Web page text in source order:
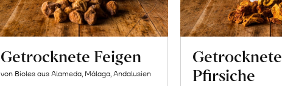
Getrocknete Feigen
von Bioles aus Alameda, Málaga, Andalusien
Getrocknete
Pfirsiche